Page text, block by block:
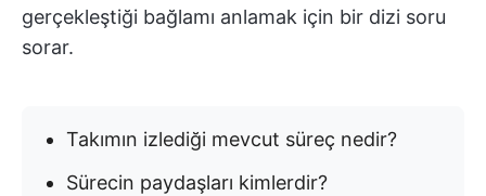
gerçekleştiği bağlamı anlamak için bir dizi soru
sorar.
Takımın izlediği mevcut süreç nedir?
Sürecin paydaşları kimlerdir?